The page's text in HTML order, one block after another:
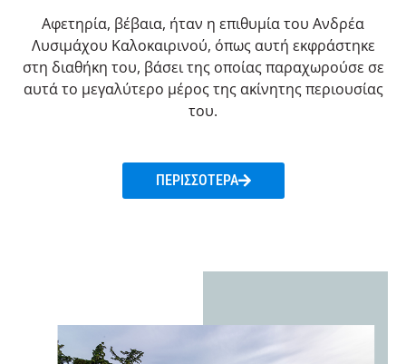
Αφετηρία, βέβαια, ήταν η επιθυμία του Ανδρέα
Λυσιμάχου Καλοκαιρινού, όπως αυτή εκφράστηκε
στη διαθήκη του, βάσει της οποίας παραχωρούσε σε
αυτά το μεγαλύτερο μέρος της ακίνητης περιουσίας
του.
ΠΕΡΙΣΣΟΤΕΡΑ